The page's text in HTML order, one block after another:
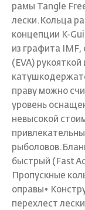
рамы Tangle
лески.Кольца
концепции K-
из графита
(EVA)
праву можно
уровень
невысокой
быстрый (Fast
Пропускные
оправы•
перехлест